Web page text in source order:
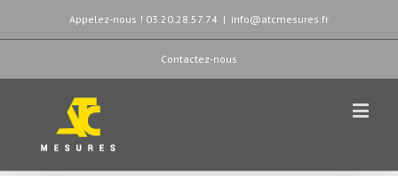
Appelez-nous ! 03.20.28.57.74 | info@atcmesures.fr
Contactez-nous